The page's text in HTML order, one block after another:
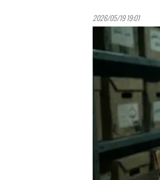
2026/05/19 19:01